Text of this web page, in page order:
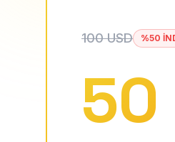
100 USD %50
50